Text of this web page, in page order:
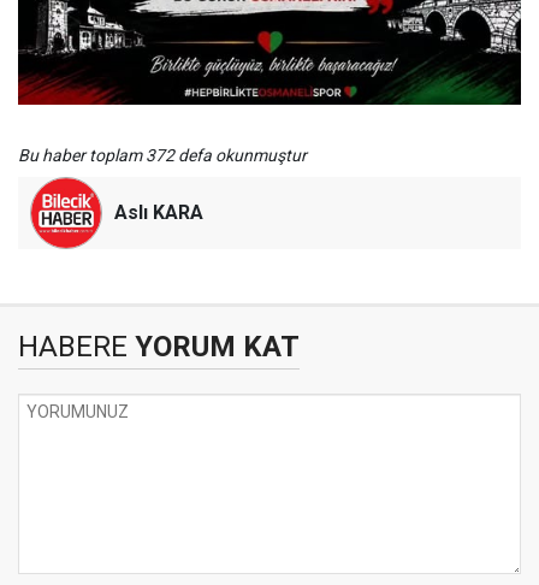
Bu haber toplam 372 defa okunmuştur
Aslı KARA
HABERE YORUM KAT